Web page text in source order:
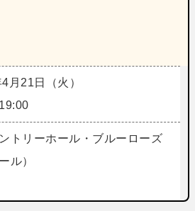
月21日（火）
トリーホール・ブルーローズ
ル）